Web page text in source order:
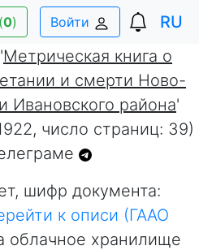
(0) Войти
RU
Метрическая книга о
и смерти Ново-
Ивановского района'
число страниц: 39)
шифр документа:
к описи (ГААО
облачное хранилище